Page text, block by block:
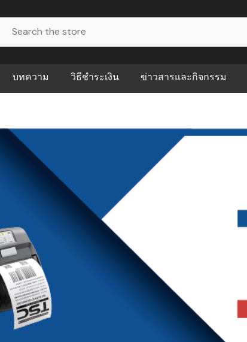
บทความ
บริหารคลังสินค้าที่ช่วยลด
ความผิดพลาดและควบคุม
สต็อกแบบ Real-time
ปัญหาคลังสินค้าที่บอกว่า
ธุรกิจของคุณควรเริ่มใช้
WMS กับ ERP ต่างกัน
อย่างไร? ทำไมหลายธุรกิจ
ต้องใช้ร่วมกัน
ใช้ Excel คุมสต็อก กับใช้
WMS ต่างกันอย่างไร?
แบบไหนเหมาะกับธุรกิจที่
กำลังเติบโต
วิธีชำระเงิน ข่าวสารและกิจกรรม